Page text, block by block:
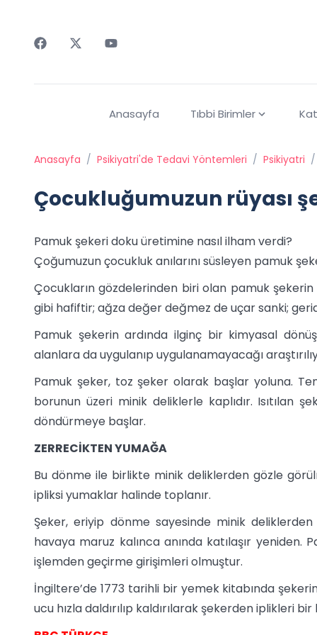
Anasayfa Tıbbi Birimler
Anasayfa / Psikiyatri'de Tedavi Yöntemleri / Psikiyatri /
Çocukluğumuzun rüyası
Pamuk şekeri doku üretimine nasıl ilham verdi?
Çoğumuzun çocukluk anılarını süsleyen pamuk
Çocukların gözdelerinden biri olan pamuk şekerin
gibi hafiftir; ağza değer değmez de uçar sanki;
Pamuk şekerin ardında ilginç bir kimyasal
alanlara da uygulanıp uygulanamayacağı
Pamuk şeker, toz şeker olarak başlar yoluna.
borunun üzeri minik deliklerle kaplıdır. Isıtılan
döndürmeye başlar.
ZERRECİKTEN YUMAĞA
Bu dönme ile birlikte minik deliklerden gözle
ipliksi yumaklar halinde toplanır.
Şeker, eriyip dönme sayesinde minik
havaya maruz kalınca anında katılaşır
işlemden geçirme girişimleri olmuştur.
İngiltere’de 1773 tarihli bir yemek kitabında
ucu hızla daldırılıp kaldırılarak şekerden iplikleri